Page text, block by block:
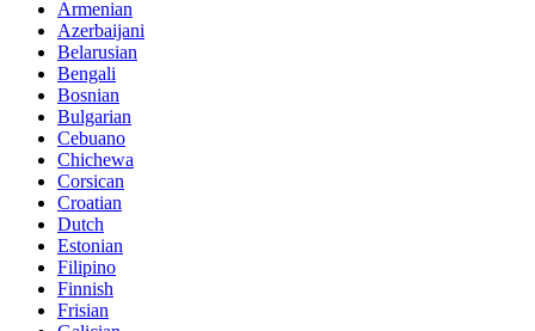
Armenian
Azerbaijani
Belarusian
Bengali
Bosnian
Bulgarian
Cebuano
Chichewa
Corsican
Croatian
Dutch
Estonian
Filipino
Finnish
Frisian